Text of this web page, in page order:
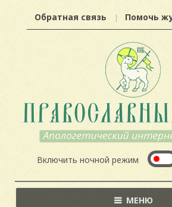
Обратная связь Помочь
Включить ночной режим
МЕНЮ